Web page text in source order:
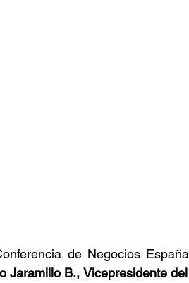
de Negocios
Jaramillo B., Vicepresidente